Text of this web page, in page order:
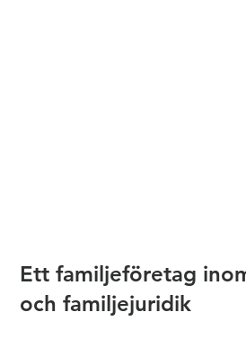
Ett familjeföretag
och familjejuridik